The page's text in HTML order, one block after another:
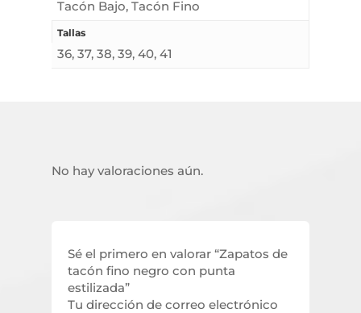
Tacón Bajo, Tacón Fino
Tallas
36, 37, 38, 39, 40, 41
No hay valoraciones aún.
Sé el primero en valorar “Zapatos de
tacón fino negro con punta
estilizada”
Tu dirección de correo electrónico